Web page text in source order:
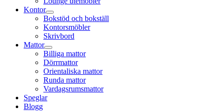
Kontor
Bokstöd och bokställ
Kontorsmöbler
Skrivbord
Mattor
Billiga mattor
Dörrmattor
Orientaliska mattor
Runda mattor
Vardagsrumsmattor
Speglar
Blogg